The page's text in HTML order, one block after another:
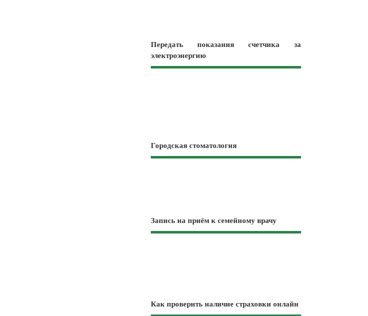
Передать показания счетчика за
электроэнергию
Городская стоматология
Запись на приём к семейному врачу
Как проверить наличие страховки онлайн